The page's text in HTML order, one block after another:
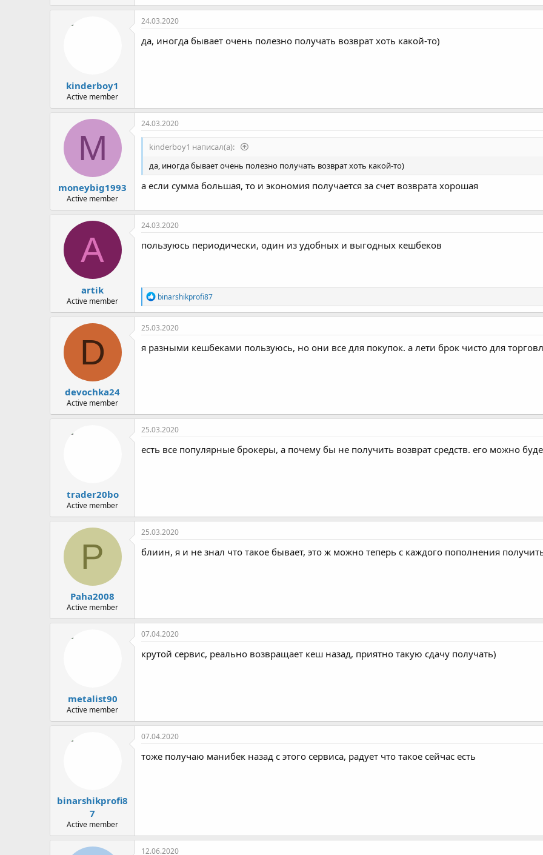
kinderboy1
Active member
24.03.2020
да, иногда бывает очень полезно получать возврат хоть какой-то)
M
moneybig1993
Active member
24.03.2020
kinderboy1 написал(а):
да, иногда бывает очень полезно получать возврат хоть какой-то)
а если сумма большая, то и экономия получается за счет возврата хорошая
A
artik
Active member
24.03.2020
пользуюсь периодически, один из удобных и выгодных кешбеков
Р
е
а
к
и
и
binarshikprofi87
D
devochka24
Active member
25.03.2020
я разными кешбеками пользуюсь, но они все для покупок. а лети брок чисто для
trader20bo
Active member
25.03.2020
есть все популярные брокеры, а почему бы не получить возврат средств. его можно
P
Paha2008
Active member
25.03.2020
блиин, я и не знал что такое бывает, это ж можно теперь с каждого пополнения
metalist90
Active member
07.04.2020
крутой сервис, реально возвращает кеш назад, приятно такую сдачу получать)
binarshikprofi8
7
Active member
07.04.2020
тоже получаю манибек назад с этого сервиса, радует что такое сейчас есть
12.06.2020